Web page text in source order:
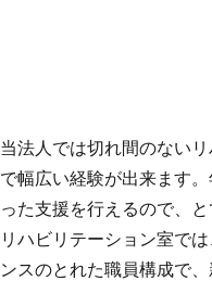
当法人では切れ間のない
で幅広い経験が出来ます
った支援を行えるので、
リハビリテーション室で
ンスのとれた職員構成で